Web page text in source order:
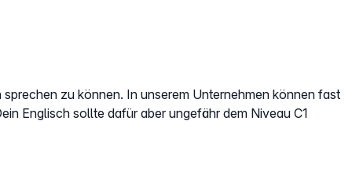
zu können. In unserem Unternehmen können fast
Englisch sollte dafür aber ungefähr dem Niveau C1